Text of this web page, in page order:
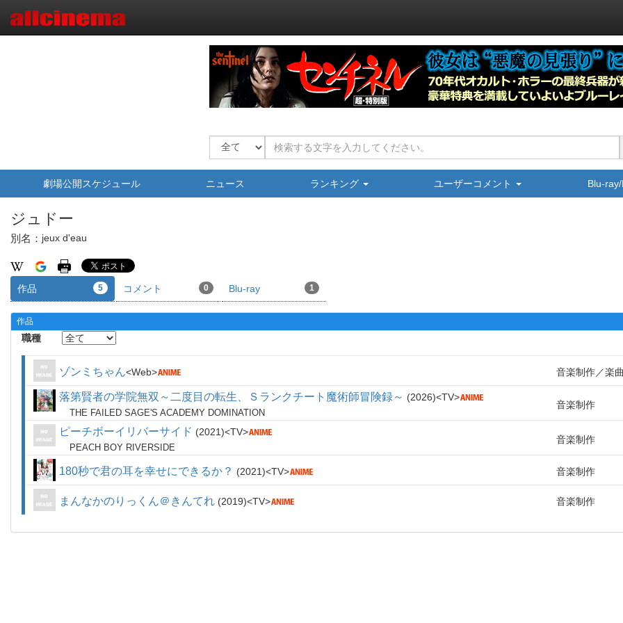
劇場公開スケジュール ニュース ランキング ユーザーコメント Blu-
ジュドー
別名： jeux d'eau
作品 5 コメント 0 Blu-ray 1
作品
職種
ゾンミちゃん Web 音楽制作 楽
落第賢者の学院無双～二度目の転生、Ｓランクチート魔術師冒険録～ 2026 TV
THE FAILED SAGE'S ACADEMY DOMINATION
音楽制作
ピーチボーイリバーサイド 2021 TV
PEACH BOY RIVERSIDE
音楽制作
180秒で君の耳を幸せにできるか？ 2021 TV 音楽制作
まんなかのりっくん＠きんてれ 2019 TV 音楽制作